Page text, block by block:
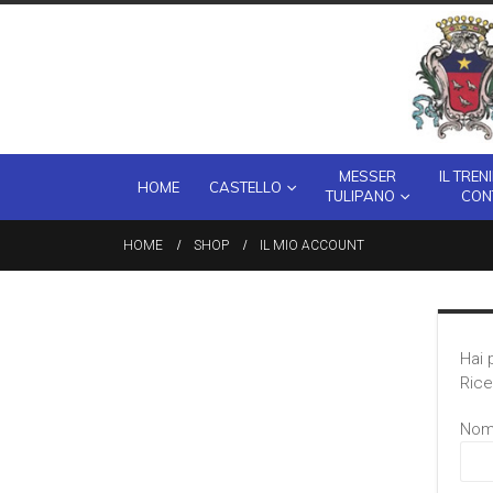
HOME CASTELLO
MESSER
TULIPANO
IL
HOME SHOP IL MIO ACCOUNT
Hai